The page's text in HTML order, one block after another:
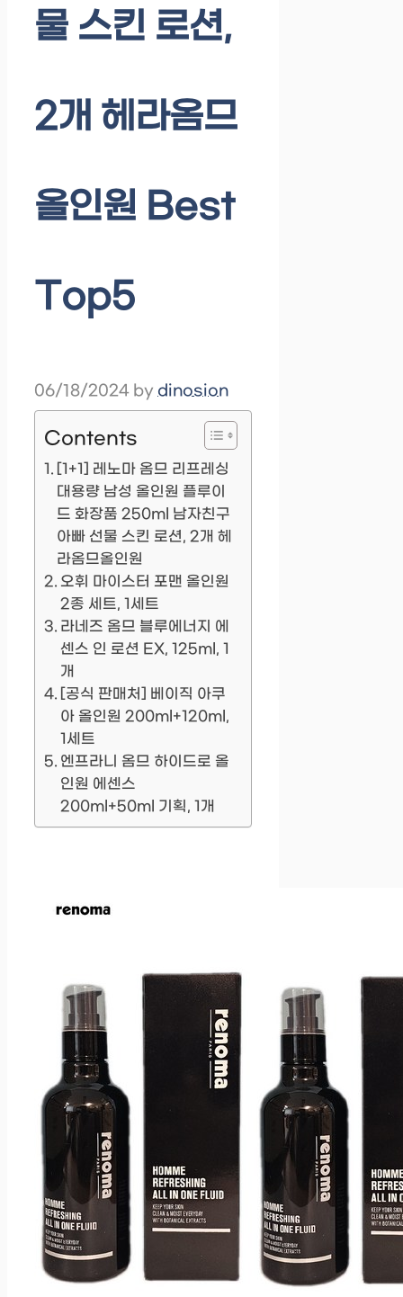
물 스킨 로션,
2개 헤라옴므
올인원 Best
Top5
06/18/2024 by dinosion
Contents
[1+1] 레노마 옴므 리프레싱
대용량 남성 올인원 플루이
드 화장품 250ml 남자친구
아빠 선물 스킨 로션, 2개 헤
라옴므올인원
오휘 마이스터 포맨 올인원
2종 세트, 1세트
라네즈 옴므 블루에너지 에
센스 인 로션 EX, 125ml, 1
개
[공식 판매처] 베이직 아쿠
아 올인원 200ml+120ml,
1세트
엔프라니 옴므 하이드로 올
인원 에센스
200ml+50ml 기획, 1개